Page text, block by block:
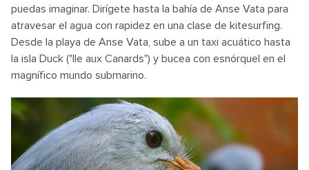
puedas imaginar. Dirígete hasta la bahía de Anse Vata para
atravesar el agua con rapidez en una clase de kitesurfing.
Desde la playa de Anse Vata, sube a un taxi acuático hasta
la isla Duck ("Ile aux Canards") y bucea con esnórquel en el
magnífico mundo submarino.